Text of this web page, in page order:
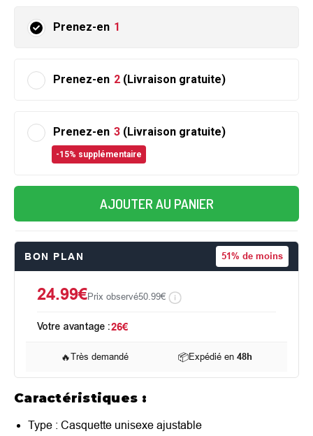
Prenez-en 1
Prenez-en 2 (Livraison gratuite)
Prenez-en 3 (Livraison gratuite)
-15% supplémentaire
AJOUTER AU PANIER
BON PLAN 51% de moins
24.99€Prix observé50.99€
Votre avantage :26€
🔥Très demandé 📦Expédié en48h
Caractéristiques :
Type : Casquette unisexe ajustable